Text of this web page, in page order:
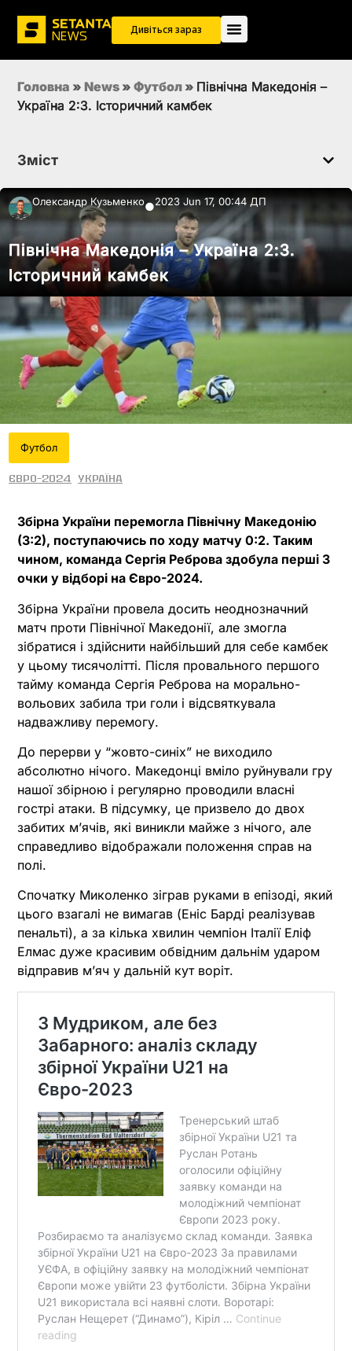
Дивіться зараз
Головна » News » Футбол » Північна Македонія –
Україна 2:3. Історичний камбек
Зміст
Олександр Кузьменко●2023 Jun 17, 00:44 ДП
Північна Македонія – Україна 2:3.
Історичний камбек
Футбол
Євро-2024 Україна
Збірна України перемогла Північну Македонію
(3:2), поступаючись по ходу матчу 0:2. Таким
чином, команда Сергія Реброва здобула перші 3
очки у відборі на Євро-2024.
Збірна України провела досить неоднозначний
матч проти Північної Македонії, але змогла
зібратися і здійснити найбільший для себе камбек
у цьому тисячолітті. Після провального першого
тайму команда Сергія Реброва на морально-
вольових забила три голи і відсвяткувала
надважливу перемогу.
До перерви у “жовто-синіх” не виходило
абсолютно нічого. Македонці вміло руйнували гру
нашої збірною і регулярно проводили власні
гострі атаки. В підсумку, це призвело до двох
забитих м’ячів, які виникли майже з нічого, але
справедливо відображали положення справ на
полі.
Спочатку Миколенко зіграв руками в епізоді, який
цього взагалі не вимагав (Еніс Барді реалізував
пенальті), а за кілька хвилин чемпіон Італії Еліф
Елмас дуже красивим обвідним дальнім ударом
відправив м’яч у дальній кут воріт.